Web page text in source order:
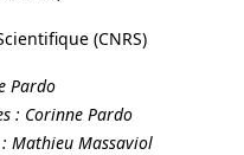
(CNRS)
Pardo
: Corinne Pardo
Mathieu Massaviol